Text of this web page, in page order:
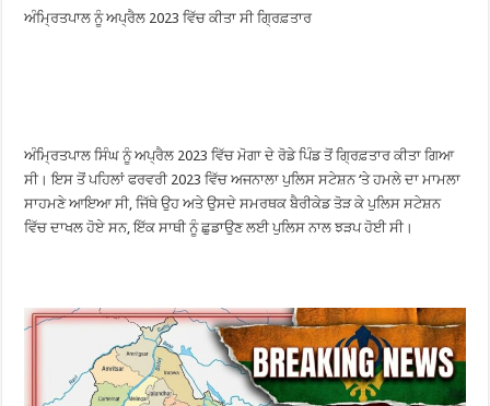
ਅੰਮ੍ਰਿਤਪਾਲ ਨੂੰ ਅਪ੍ਰੈਲ 2023 ਵਿੱਚ ਕੀਤਾ ਸੀ ਗ੍ਰਿਫ਼ਤਾਰ
ਅੰਮ੍ਰਿਤਪਾਲ ਸਿੰਘ ਨੂੰ ਅਪ੍ਰੈਲ 2023 ਵਿੱਚ ਮੋਗਾ ਦੇ ਰੋਡੇ ਪਿੰਡ ਤੋਂ ਗ੍ਰਿਫ਼ਤਾਰ ਕੀਤਾ ਗਿਆ
ਸੀ। ਇਸ ਤੋਂ ਪਹਿਲਾਂ ਫਰਵਰੀ 2023 ਵਿੱਚ ਅਜਨਾਲਾ ਪੁਲਿਸ ਸਟੇਸ਼ਨ ‘ਤੇ ਹਮਲੇ ਦਾ ਮਾਮਲਾ
ਸਾਹਮਣੇ ਆਇਆ ਸੀ, ਜਿੱਥੇ ਉਹ ਅਤੇ ਉਸਦੇ ਸਮਰਥਕ ਬੈਰੀਕੇਡ ਤੋੜ ਕੇ ਪੁਲਿਸ ਸਟੇਸ਼ਨ
ਵਿੱਚ ਦਾਖਲ ਹੋਏ ਸਨ, ਇੱਕ ਸਾਥੀ ਨੂੰ ਛੁਡਾਉਣ ਲਈ ਪੁਲਿਸ ਨਾਲ ਝੜਪ ਹੋਈ ਸੀ।